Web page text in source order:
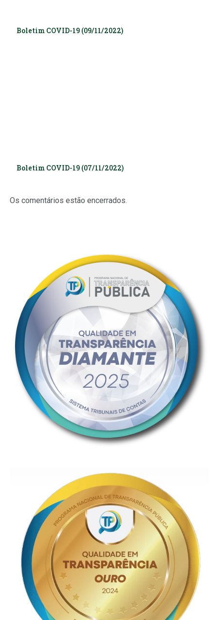
Boletim COVID-19 (09/11/2022)
Boletim COVID-19 (07/11/2022)
Os comentários estão encerrados.